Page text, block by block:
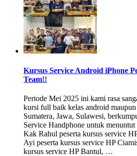
Kursus Service Android iPhone
Team!!
Periode Mei 2025 ini kami rasa
kursi full baik kelas android maupun
Sumatera, Jawa, Sulawesi,
Service Handphone untuk
Kak Rahul peserta kursus service
Ayi peserta kursus service HP
kursus service HP Bantul, …